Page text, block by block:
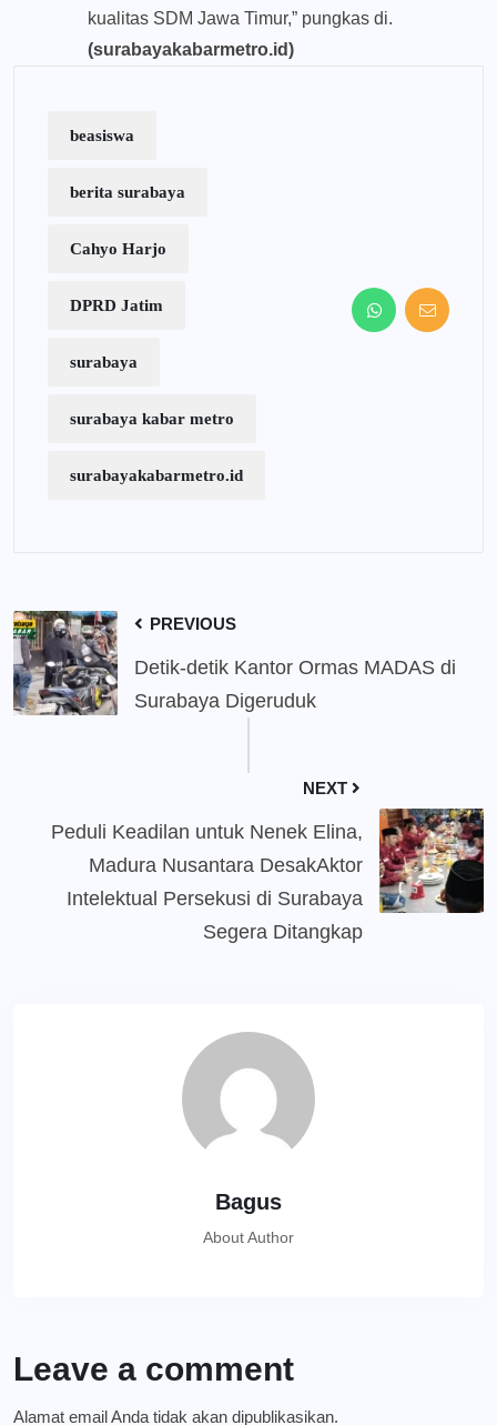
kualitas SDM Jawa Timur,” pungkas di.
(surabayakabarmetro.id)
beasiswa
berita surabaya
Cahyo Harjo
DPRD Jatim
surabaya
surabaya kabar metro
surabayakabarmetro.id
PREVIOUS
Detik-detik Kantor Ormas MADAS di
Surabaya Digeruduk
NEXT
Peduli Keadilan untuk Nenek Elina,
Madura Nusantara DesakAktor
Intelektual Persekusi di Surabaya
Segera Ditangkap
Bagus
About Author
Leave a comment
Alamat email Anda tidak akan dipublikasikan.